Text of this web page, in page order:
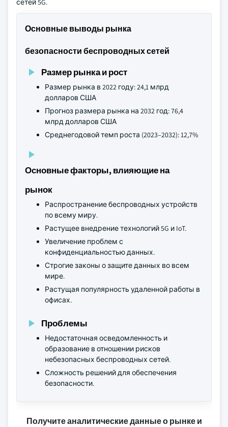
сетей 5G.
Основные выводы рынка
безопасности беспроводных сетей
Размер рынка и рост
Размер рынка в 2022 году: 24,1 млрд
долларов США
Прогноз размера рынка на 2032 год: 76,4
млрд долларов США
Среднегодовой темп роста (2023–2032): 12,7%
Основные факторы, влияющие на
рынок
Распространение беспроводных устройств
по всему миру.
Растущее внедрение технологий 5G и IoT.
Увеличение проблем с
конфиденциальностью данных.
Строгие законы о защите данных во всем
мире.
Растущая популярность удаленной работы в
офисах.
Проблемы
Недостаточная осведомленность и
образование в отношении рисков
небезопасных беспроводных сетей.
Сложность решений для обеспечения
безопасности.
Получите аналитические данные о рынке и